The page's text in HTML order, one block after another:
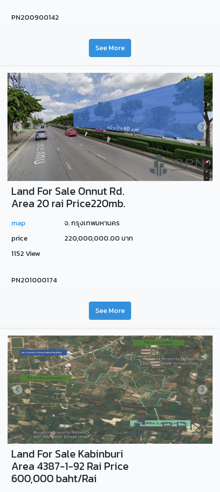
PN200900142
See More
Land For Sale Onnut Rd.
Area 20 rai Price220mb.
map
จ. กรุงเทพมหานคร
price
220,000,000.00 บาท
1152 View
PN201000174
See More
Land For Sale Kabinburi
Area 4387-1-92 Rai Price
600,000 baht/Rai